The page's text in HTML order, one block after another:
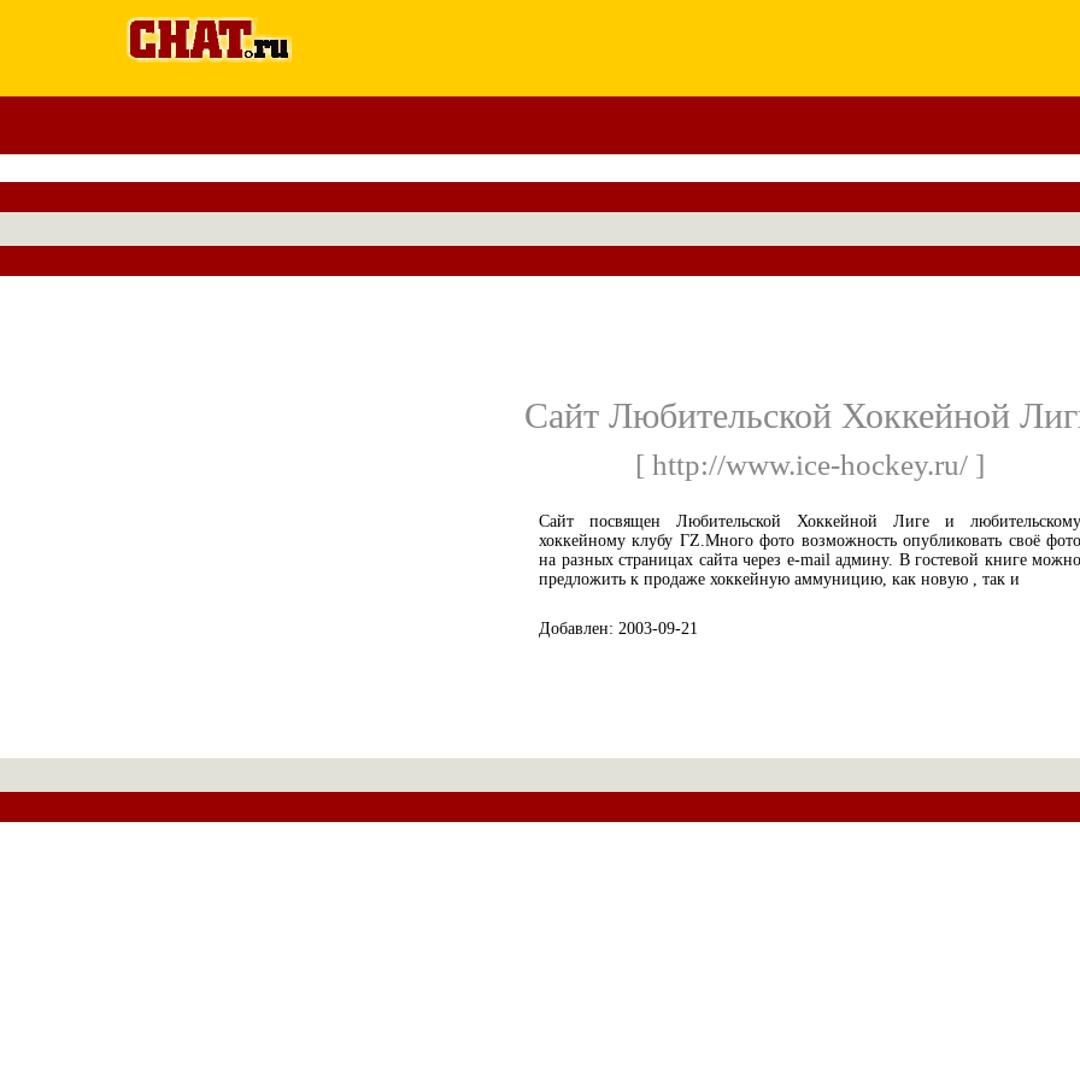
Сайт Любительской Хоккейной
[ http://www.ice-hockey.ru/ ]
Сайт посвящен Любительской Хоккейной Лиге и любительскому
хоккейному клубу ГZ.Много фото возможность опубликовать своё фото
на разных страницах сайта через e-mail админу. В гостевой книге можно
предложить к продаже хоккейную аммуницию, как новую , так и
Добавлен: 2003-09-21